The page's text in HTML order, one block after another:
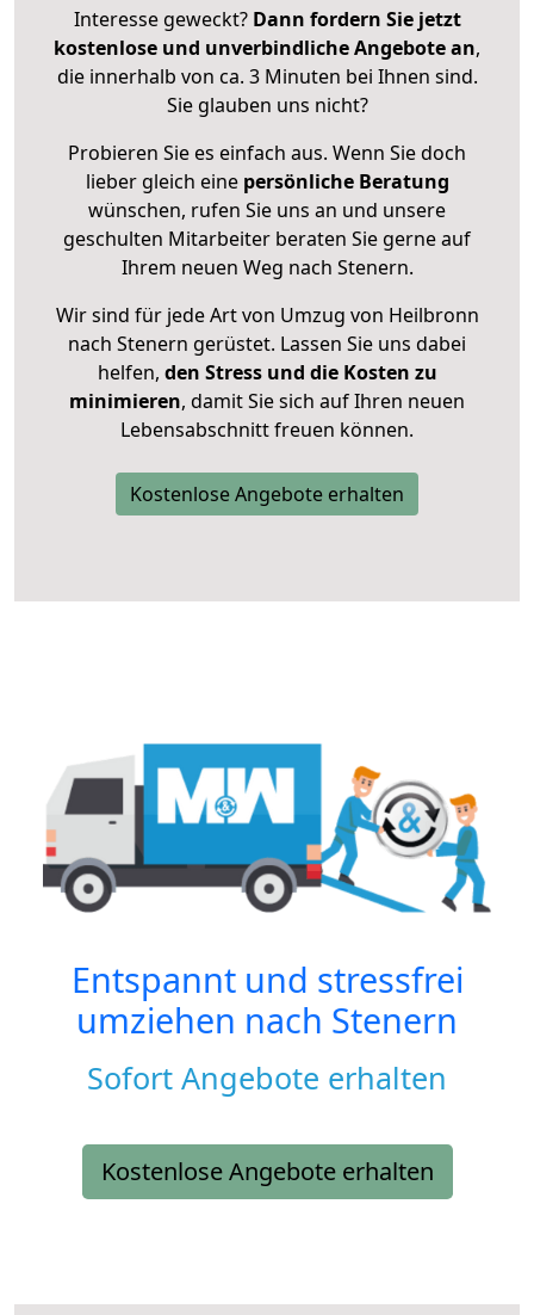
Interesse geweckt? Dann fordern Sie jetzt
kostenlose und unverbindliche Angebote an,
die innerhalb von ca. 3 Minuten bei Ihnen sind.
Sie glauben uns nicht?
Probieren Sie es einfach aus. Wenn Sie doch
lieber gleich eine persönliche Beratung
wünschen, rufen Sie uns an und unsere
geschulten Mitarbeiter beraten Sie gerne auf
Ihrem neuen Weg nach Stenern.
Wir sind für jede Art von Umzug von Heilbronn
nach Stenern gerüstet. Lassen Sie uns dabei
helfen, den Stress und die Kosten zu
minimieren, damit Sie sich auf Ihren neuen
Lebensabschnitt freuen können.
Kostenlose Angebote erhalten
Entspannt und stressfrei
umziehen nach Stenern
Sofort Angebote erhalten
Kostenlose Angebote erhalten